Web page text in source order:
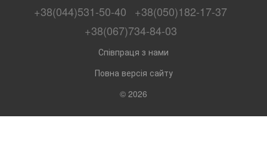
+38(044)531-50-40
+38(050)182-17-37
+38(067)734-84-03
Співпраця з нами
Повна версія сайту
© 2026